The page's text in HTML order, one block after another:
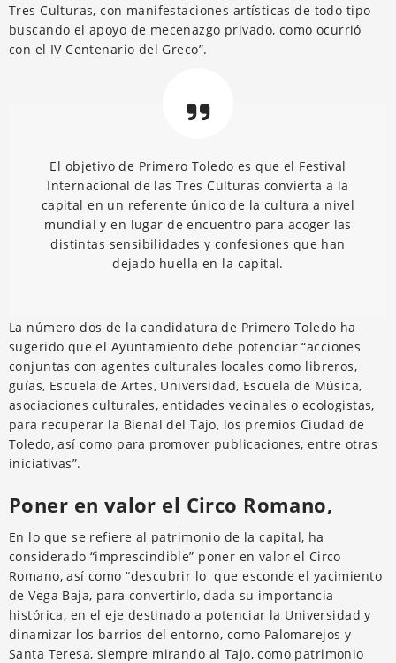
Tres Culturas, con manifestaciones artísticas de todo tipo
buscando el apoyo de mecenazgo privado, como ocurrió
con el IV Centenario del Greco”.
El objetivo de Primero Toledo es que el Festival
Internacional de las Tres Culturas convierta a la
capital en un referente único de la cultura a nivel
mundial y en lugar de encuentro para acoger las
distintas sensibilidades y confesiones que han
dejado huella en la capital.
La número dos de la candidatura de Primero Toledo ha
sugerido que el Ayuntamiento debe potenciar “acciones
conjuntas con agentes culturales locales como libreros,
guías, Escuela de Artes, Universidad, Escuela de Música,
asociaciones culturales, entidades vecinales o ecologistas,
para recuperar la Bienal del Tajo, los premios Ciudad de
Toledo, así como para promover publicaciones, entre otras
iniciativas”.
Poner en valor el Circo Romano,
En lo que se refiere al patrimonio de la capital, ha
considerado “imprescindible” poner en valor el Circo
Romano, así como “descubrir lo que esconde el yacimiento
de Vega Baja, para convertirlo, dada su importancia
histórica, en el eje destinado a potenciar la Universidad y
dinamizar los barrios del entorno, como Palomarejos y
Santa Teresa, siempre mirando al Tajo, como patrimonio